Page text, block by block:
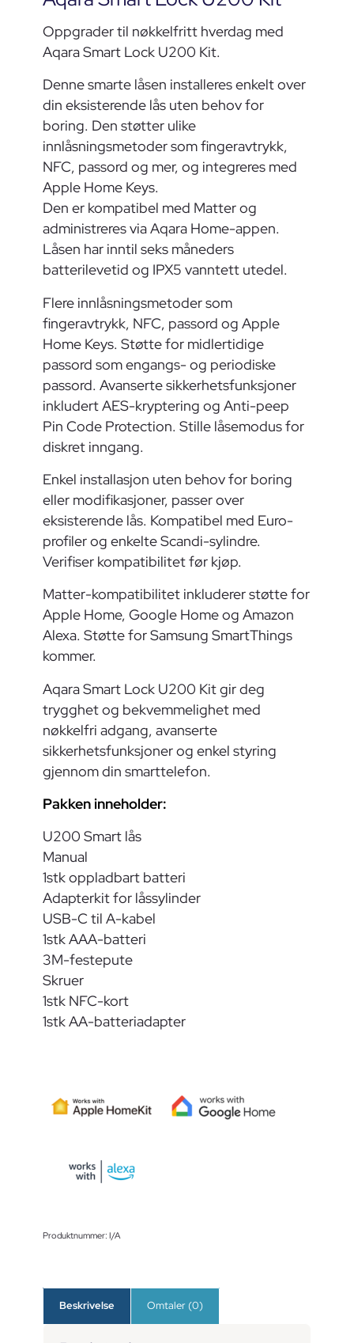
Oppgrader til nøkkelfritt hverdag med
Aqara Smart Lock U200 Kit.
Denne smarte låsen installeres enkelt over
din eksisterende lås uten behov for
boring. Den støtter ulike
innlåsningsmetoder som fingeravtrykk,
NFC, passord og mer, og integreres med
Apple Home Keys.
Den er kompatibel med Matter og
administreres via Aqara Home-appen.
Låsen har inntil seks måneders
batterilevetid og IPX5 vanntett utedel.
Flere innlåsningsmetoder som
fingeravtrykk, NFC, passord og Apple
Home Keys. Støtte for midlertidige
passord som engangs- og periodiske
passord. Avanserte sikkerhetsfunksjoner
inkludert AES-kryptering og Anti-peep
Pin Code Protection. Stille låsemodus for
diskret inngang.
Enkel installasjon uten behov for boring
eller modifikasjoner, passer over
eksisterende lås. Kompatibel med Euro-
profiler og enkelte Scandi-sylindre.
Verifiser kompatibilitet før kjøp.
Matter-kompatibilitet inkluderer støtte for
Apple Home, Google Home og Amazon
Alexa. Støtte for Samsung SmartThings
kommer.
Aqara Smart Lock U200 Kit gir deg
trygghet og bekvemmelighet med
nøkkelfri adgang, avanserte
sikkerhetsfunksjoner og enkel styring
gjennom din smarttelefon.
Pakken inneholder:
U200 Smart lås
Manual
1stk oppladbart batteri
Adapterkit for låssylinder
USB-C til A-kabel
1stk AAA-batteri
3M-festepute
Skruer
1stk NFC-kort
1stk AA-batteriadapter
Produktnummer: I/A
Beskrivelse Omtaler (0)